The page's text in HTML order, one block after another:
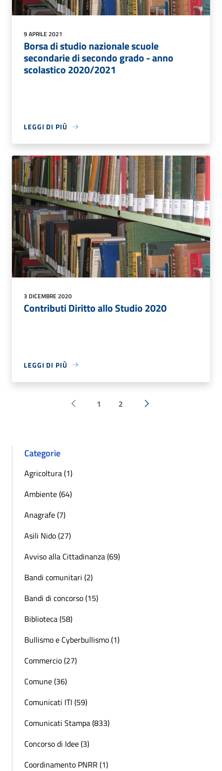
9 APRILE 2021
Borsa di studio nazionale scuole
secondarie di secondo grado - anno
scolastico 2020/2021
LEGGI DI PIÙ
3 DICEMBRE 2020
Contributi Diritto allo Studio 2020
LEGGI DI PIÙ
Pagina precedente
1 2 Successiva »
Categorie
Agricoltura (1)
Ambiente (64)
Anagrafe (7)
Asili Nido (27)
Avviso alla Cittadinanza (69)
Bandi comunitari (2)
Bandi di concorso (15)
Biblioteca (58)
Bullismo e Cyberbullismo (1)
Commercio (27)
Comune (36)
Comunicati ITI (59)
Comunicati Stampa (833)
Concorso di Idee (3)
Coordinamento PNRR (1)